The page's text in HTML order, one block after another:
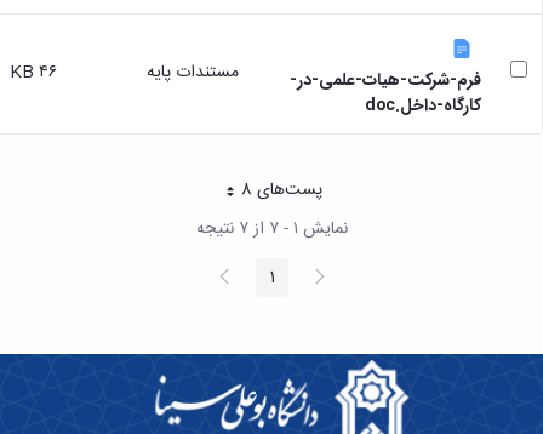
فرم-شرکت-هیات-علمی-در-
کارگاه-داخل.doc
مستندات پایه ۴۶ KB
پست‌‌های 8هر صفحه
نمایش ۱ - ۷ از ۷ نتیجه
پیغام
قبلی صفحه1 صفحه
بعد